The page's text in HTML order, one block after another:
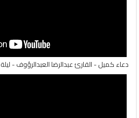
دعاء كميل - القارئ عبدالرضا العبدالرؤوف - ليلة 16 من شهر صفر 1448هـ